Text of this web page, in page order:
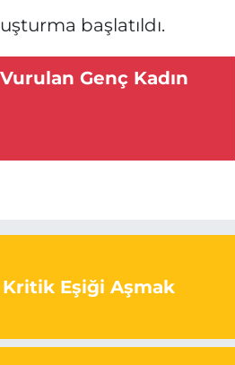
başlatıldı.
Genç Kadın
Eşiği Aşmak